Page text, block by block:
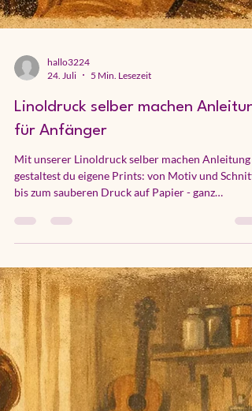
hallo3224
24. Juli
5 Min. Lesezeit
Linoldruck selber machen
für Anfänger
Mit unserer Linoldruck selber machen Anleitung
gestaltest du eigene Prints: von Motiv und Schnitt